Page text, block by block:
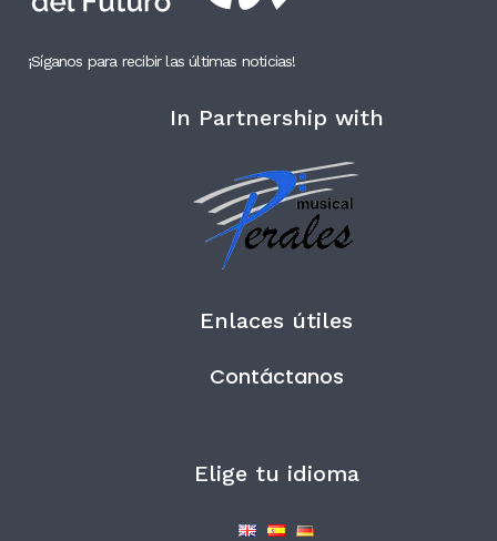
¡Síganos para recibir las últimas noticias!
In Partnership with
Enlaces útiles
Contáctanos
Elige tu idioma